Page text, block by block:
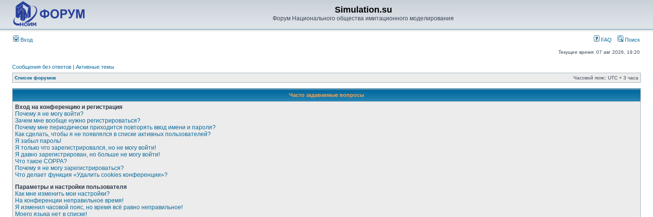
Simulation.su
Форум Национального общества имитационного моделирования
Вход FAQ Поиск
Текущее время: 07 авг 2026, 19:20
Сообщения без ответов | Активные темы
Список форумов Часовой пояс: UTC + 3 часа
Часто задаваемые вопросы
Вход на конференцию и регистрация
Почему я не могу войти?
Зачем мне вообще нужно регистрироваться?
Почему мне периодически приходится повторять ввод имени и пароля?
Как сделать, чтобы я не появлялся в списке активных пользователей?
Я забыл пароль!
Я только что зарегистрировался, но не могу войти!
Я давно зарегистрирован, но больше не могу войти!
Что такое COPPA?
Почему я не могу зарегистрироваться?
Что делает функция «Удалить cookies конференции»?
Параметры и настройки пользователя
Как мне изменить мои настройки?
На конференции неправильное время!
Я изменил часовой пояс, но время всё равно неправильное!
Моего языка нет в списке!